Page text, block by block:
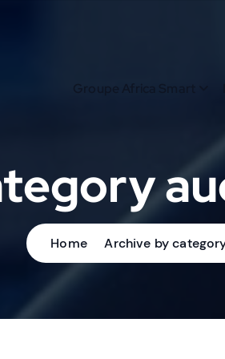
Home Archive by